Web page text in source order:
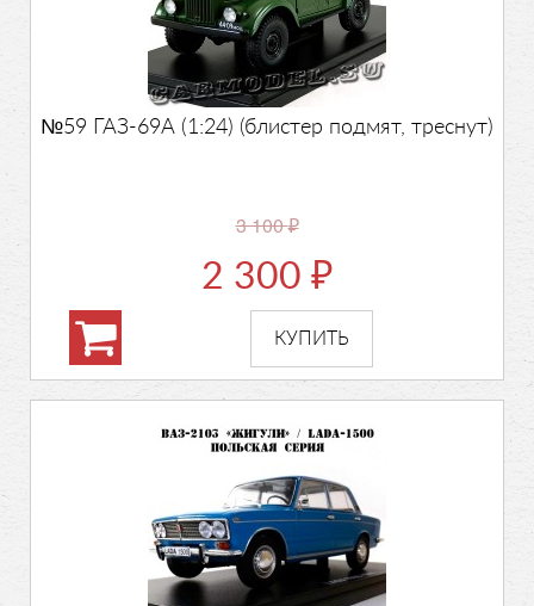
№59 ГАЗ-69А (1:24) (блистер подмят, треснут)
3 100₽
2 300 ₽